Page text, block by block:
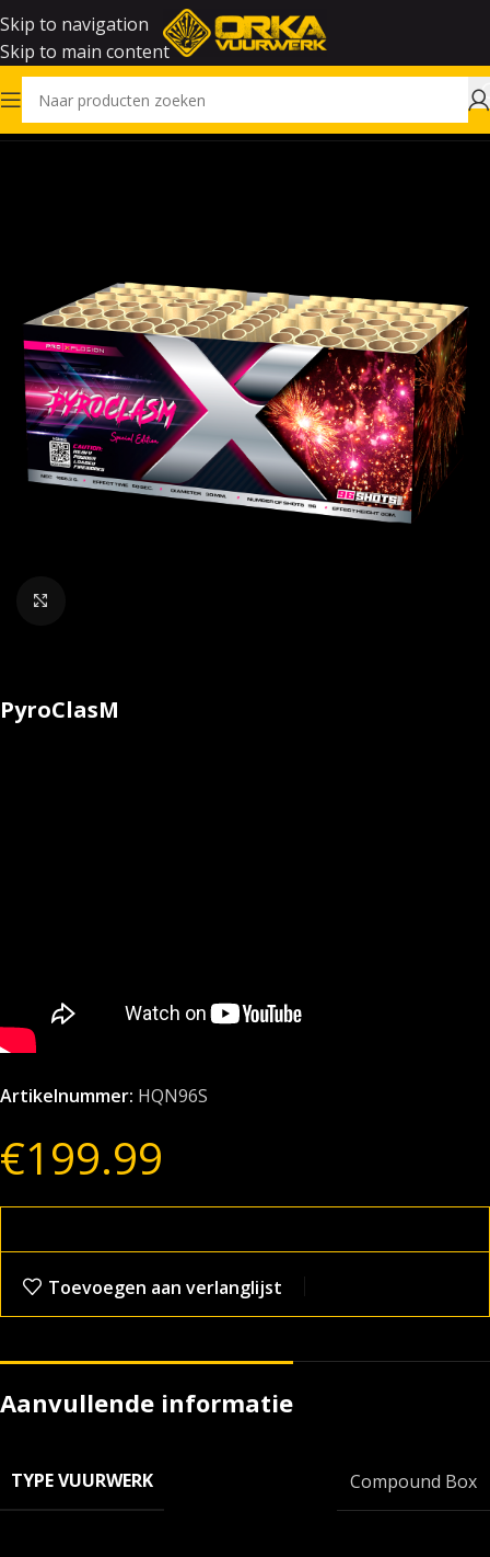
Skip to navigation
Skip to main content
Home Vuurwerk
PyroClasM
Artikelnummer: HQN96S
€199.99
Toevoegen aan verlanglijst
Aanvullende informatie
TYPE VUURWERK Compound Box